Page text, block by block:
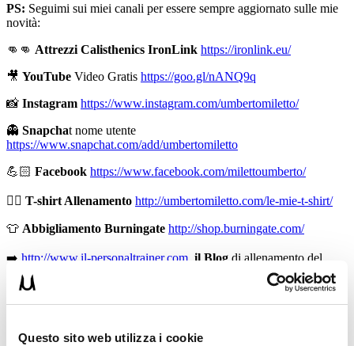
Questo sito web utilizza i cookie
PS: Seguimi sui miei canali per essere sempre aggiornato sulle mie
novità:
👊👊 Attrezzi Calisthenics IronLink https://ironlink.eu/
🎥 YouTube Video Gratis https://goo.gl/nANQ9q
📸 Instagram https://www.instagram.com/umbertomiletto/
👻 Snapchat nome utente
https://www.snapchat.com/add/umbertomiletto
💪🏻 Facebook https://www.facebook.com/milettoumberto/
🏋🏻 T-shirt Allenamento http://umbertomiletto.com/le-mie-t-shirt/
👕 Abbigliamento Burningate http://shop.burningate.com/
➡️ http://www.il-personaltrainer.com il Blog di allenamento del
personal trainer Umberto Miletto
Avvertenze:le informazioni contenute in questi video non
specialisti. L’autore declina ogni responsabilità di effetti o di